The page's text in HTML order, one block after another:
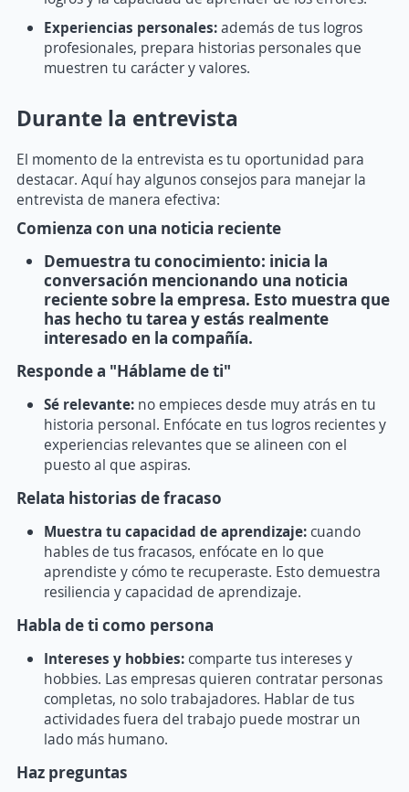
Experiencias personales:además de tus logros
profesionales, prepara historias personales que
muestren tu carácter y valores.
Durante la entrevista
El momento de la entrevista es tu oportunidad para
destacar. Aquí hay algunos consejos para manejar la
entrevista de manera efectiva:
Comienza con una noticia reciente
Demuestra tu conocimiento: inicia la
conversación mencionando una noticia
reciente sobre la empresa. Esto muestra que
has hecho tu tarea y estás realmente
interesado en la compañía.
Responde a "Háblame de ti"
Sé relevante: no empieces desde muy atrás en tu
historia personal. Enfócate en tus logros recientes y
experiencias relevantes que se alineen con el
puesto al que aspiras.
Relata historias de fracaso
Muestra tu capacidad de aprendizaje: cuando
hables de tus fracasos, enfócate en lo que
aprendiste y cómo te recuperaste. Esto demuestra
resiliencia y capacidad de aprendizaje.
Habla de ti como persona
Intereses y hobbies: comparte tus intereses y
hobbies. Las empresas quieren contratar personas
completas, no solo trabajadores. Hablar de tus
actividades fuera del trabajo puede mostrar un
lado más humano.
Haz preguntas